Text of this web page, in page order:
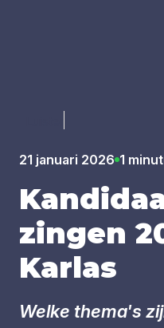
21 januari 2026 1
zin­gen
Kar­las
Welke thema's